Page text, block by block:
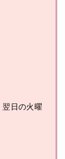
翌日の火曜